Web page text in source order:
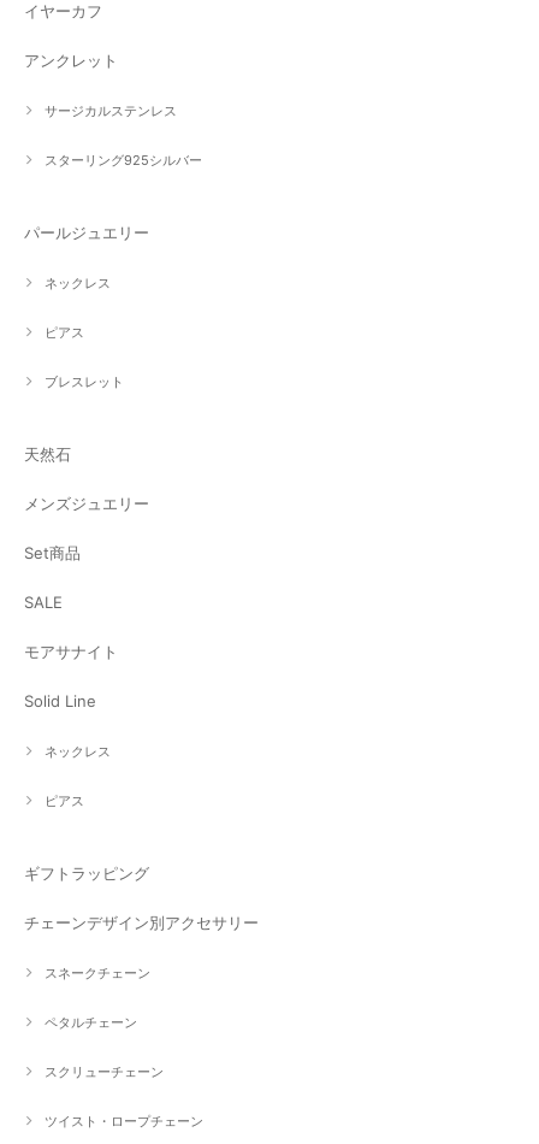
イヤーカフ
アンクレット
サージカルステンレス
スターリング925シルバー
パールジュエリー
ネックレス
ピアス
ブレスレット
天然石
メンズジュエリー
Set商品
SALE
モアサナイト
Solid Line
ネックレス
ピアス
ギフトラッピング
チェーンデザイン別アクセサリー
スネークチェーン
ペタルチェーン
スクリューチェーン
ツイスト・ロープチェーン